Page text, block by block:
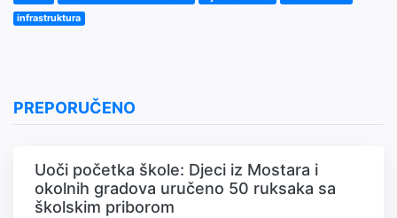
infrastruktura
PREPORUČENO
Uoči početka škole: Djeci iz Mostara i
okolnih gradova uručeno 50 ruksaka sa
školskim priborom